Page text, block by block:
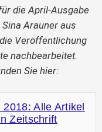
die April-Ausgabe
Arauner aus
Veröffentlichung
nachbearbeitet.
Sie hier:
Alle Artikel
Zeitschrift